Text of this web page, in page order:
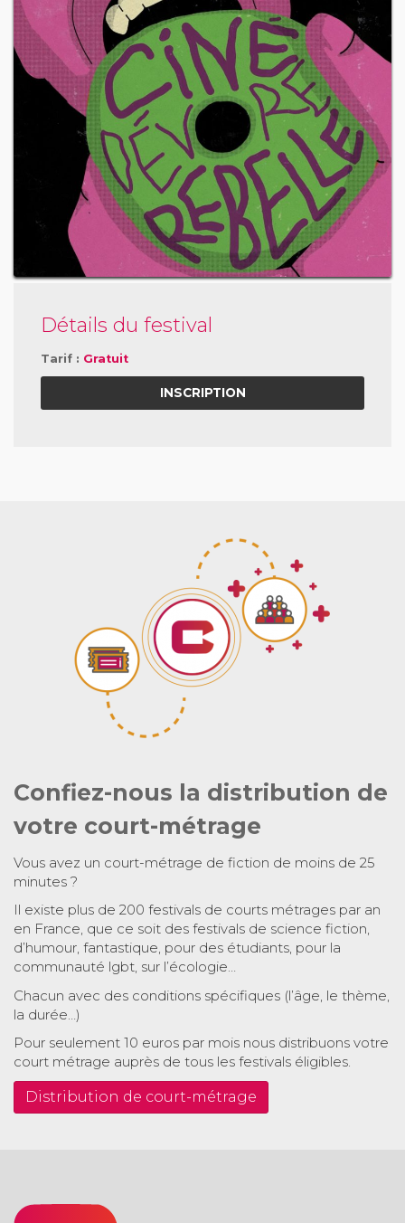
Détails du festival
Tarif : Gratuit
INSCRIPTION
Confiez-nous la distribution de
votre court-métrage
Vous avez un court-métrage de fiction de moins de 25
minutes ?
Il existe plus de 200 festivals de courts métrages par an
en France, que ce soit des festivals de science fiction,
d’humour, fantastique, pour des étudiants, pour la
communauté lgbt, sur l’écologie…
Chacun avec des conditions spécifiques (l’âge, le thème,
la durée…)
Pour seulement 10 euros par mois nous distribuons votre
court métrage auprès de tous les festivals éligibles.
Distribution de court-métrage